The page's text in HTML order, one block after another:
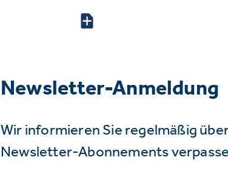
Newsletter-Anmeldung
Wir informieren Sie regelmäßig
Newsletter-Abonnements